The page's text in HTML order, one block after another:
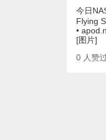
今日
Flying
•
[图片]
0 人赞